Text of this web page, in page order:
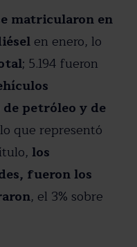
matricularon en
en enero, lo
; 5.194 fueron
petróleo y de
que representó
los
fueron los
, el 3% sobre